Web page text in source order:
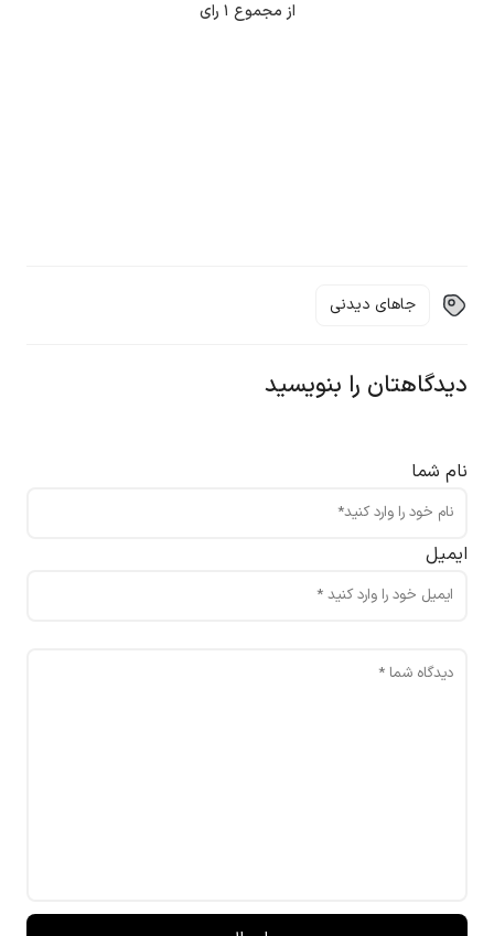
از مجموع ۱ رای
جاهای دیدنی
دیدگاهتان را بنویسید
نام شما
ایمیل